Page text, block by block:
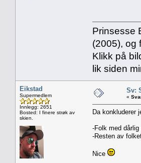
Prinsesse
(2005), og
Klikk på
lik siden
Eikstad
Supermedlem
Innlegg: 2651
Bosted: I finere strøk av
skien.
Sv:
«
Da konkluderer
-Folk med
-Resten av
Nice